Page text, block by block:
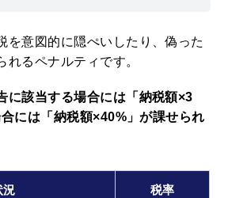
を意図的に隠ぺいしたり、偽った
れるペナルティです。
に該当する場合には「納税額×3
には「納税額×40%」が課せられ
況 税率